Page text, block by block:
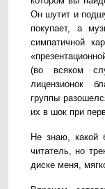
Он шутит и
покупает, а
симпатичной
(во всяком
лицензионок
группы
их в шок при
Не знаю, какой
читатель, но
диске меня,